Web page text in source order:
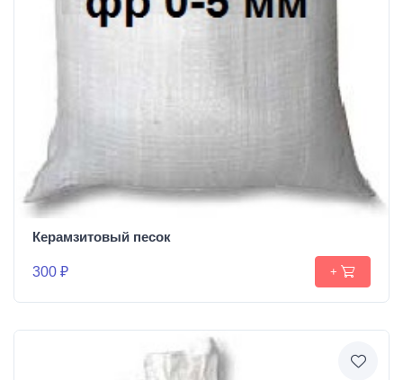
Керамзитовый песок
300 ₽ +